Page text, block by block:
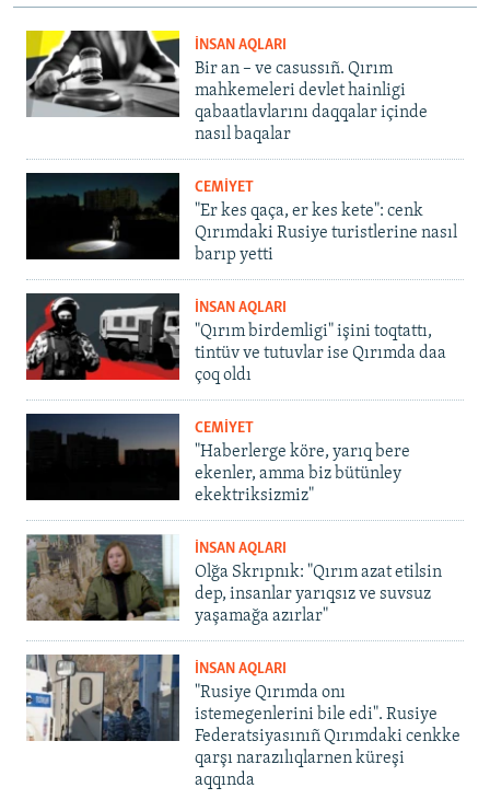
İNSAN AQLARI
Bir an – ve casussıñ. Qırım
mahkemeleri devlet hainligi
qabaatlavlarını daqqalar içinde
nasıl baqalar
CEMİYET
"Er kes qaça, er kes kete": cenk
Qırımdaki Rusiye turistlerine nasıl
barıp yetti
İNSAN AQLARI
"Qırım birdemligi" işini toqtattı,
tintüv ve tutuvlar ise Qırımda daa
çoq oldı
CEMİYET
"Haberlerge köre, yarıq bere
ekenler, amma biz bütünley
ekektriksizmiz"
İNSAN AQLARI
Olğa Skrıpnık: "Qırım azat etilsin
dep, insanlar yarıqsız ve suvsuz
yaşamağa azırlar"
İNSAN AQLARI
"Rusiye Qırımda onı
istemegenlerini bile edi". Rusiye
Federatsiyasınıñ Qırımdaki cenkke
qarşı narazılıqlarnen küreşi
aqqında